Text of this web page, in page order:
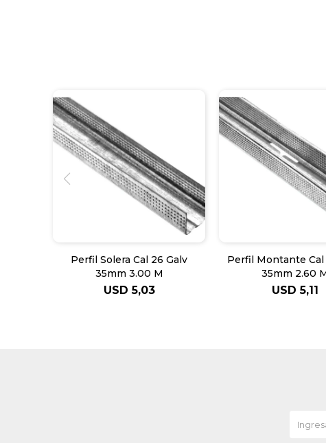
Perfil Solera Cal 26 Galv
35mm 3.00 M
USD 5,03
Perfil Montante Cal
35mm 2.60
USD 5,11